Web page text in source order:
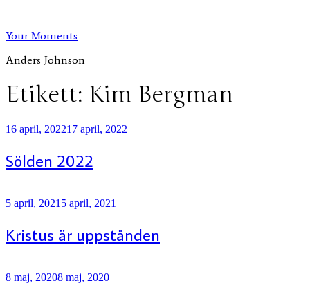
innehåll
Your Moments
Anders Johnson
Etikett: Kim Bergman
Publicerat
16 april, 202217 april, 2022
Sölden 2022
Publicerat
5 april, 2021 5 april, 2021
Kristus är uppstånden
Publicerat
8 maj, 20208 maj, 2020